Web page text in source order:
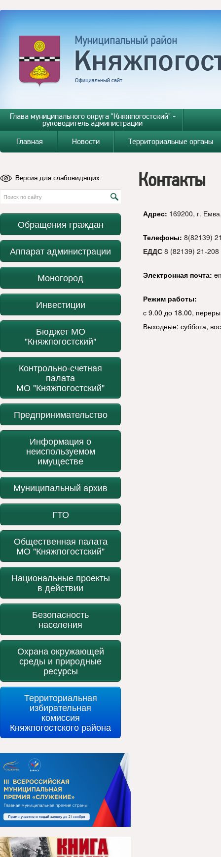
Глава муниципального округа "Княжпогостский" -
руководитель администрации
Главная
Новости Территориальные органы
Версия для слабовидящих
Обращения граждан
Аппарат администрации
Моногород
Инвестиции
Бюджет МО
"Княжпогостский"
Контрольно-счетная
палата
МО "Княжпогостский"
Предпринимательство
Информация о
неиспользуемом
имуществе
Муниципальный архив
ГТО
Общественная палата
МО "Княжпогостский"
Национальные проекты
в действии
Безопасность
населения
Охрана окружающей
среды и природные
ресурсы
Территориальная
избирательная
комиссия
Княжпогостского района
Контакты
Адрес: 169200, г.
Телефоны: 8(82139)
ЕДДС 8 (82139) 21-208
Электронная почта:
Режим работы:
с 9.00 до 18.00,
Выходные: суббота,